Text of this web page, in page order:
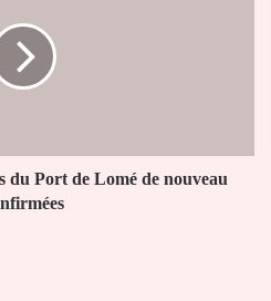
du Port de Lomé de nouveau